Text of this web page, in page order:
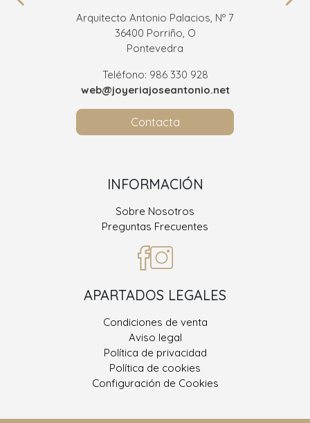
Arquitecto Antonio Palacios, Nº 7
36400 Porriño, O
Pontevedra
Teléfono: 986 330 928
web@joyeriajoseantonio.net
Contacta
INFORMACIÓN
Sobre Nosotros
Preguntas Frecuentes
APARTADOS LEGALES
Condiciones de venta
Aviso legal
Política de privacidad
Política de cookies
Configuración de Cookies